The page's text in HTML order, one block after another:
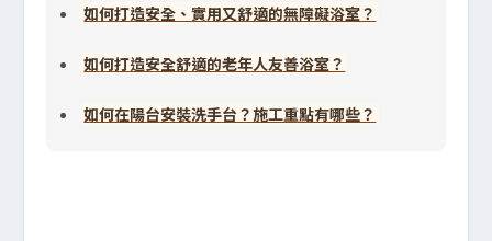
如何打造安全、實用又舒適的無障礙浴室？
如何打造安全舒適的老年人友善浴室？
如何在陽台安裝洗手台？施工重點有哪些？